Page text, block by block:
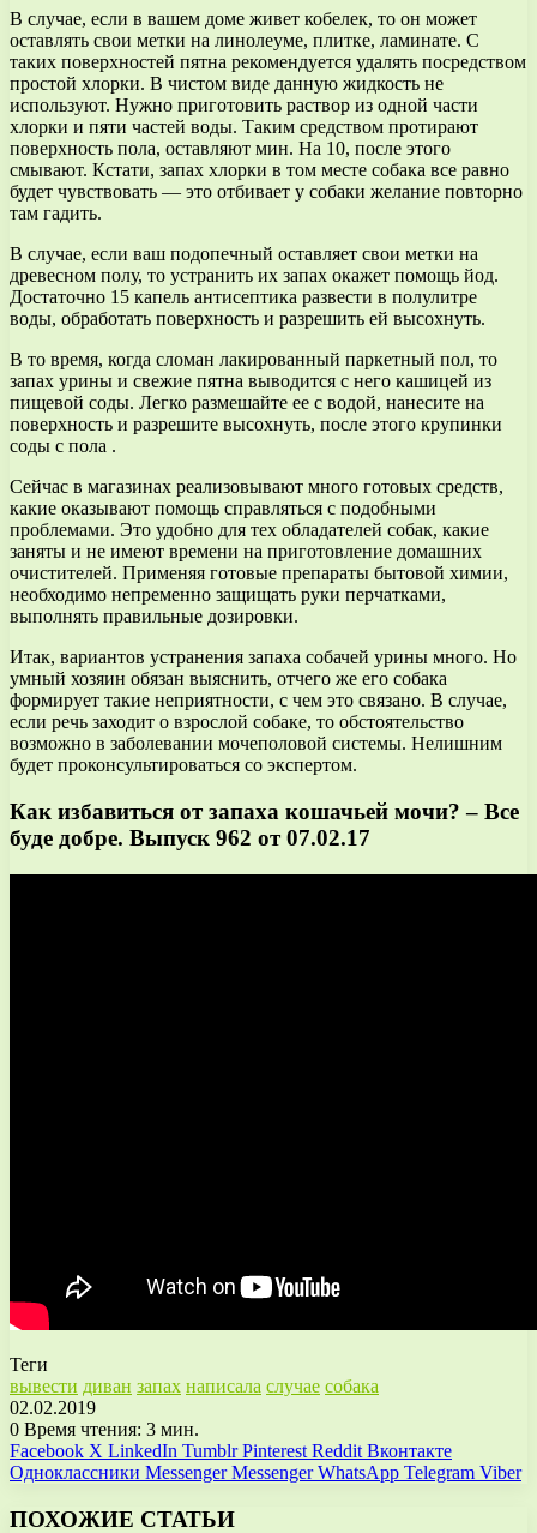
В случае, если в вашем доме живет кобелек, то он может
оставлять свои метки на линолеуме, плитке, ламинате. С
таких поверхностей пятна рекомендуется удалять посредством
простой хлорки. В чистом виде данную жидкость не
используют. Нужно приготовить раствор из одной части
хлорки и пяти частей воды. Таким средством протирают
поверхность пола, оставляют мин. На 10, после этого
смывают. Кстати, запах хлорки в том месте собака все равно
будет чувствовать — это отбивает у собаки желание повторно
там гадить.
В случае, если ваш подопечный оставляет свои метки на
древесном полу, то устранить их запах окажет помощь йод.
Достаточно 15 капель антисептика развести в полулитре
воды, обработать поверхность и разрешить ей высохнуть.
В то время, когда сломан лакированный паркетный пол, то
запах урины и свежие пятна выводится с него кашицей из
пищевой соды. Легко размешайте ее с водой, нанесите на
поверхность и разрешите высохнуть, после этого крупинки
соды с пола .
Сейчас в магазинах реализовывают много готовых средств,
какие оказывают помощь справляться с подобными
проблемами. Это удобно для тех обладателей собак, какие
заняты и не имеют времени на приготовление домашних
очистителей. Применяя готовые препараты бытовой химии,
необходимо непременно защищать руки перчатками,
выполнять правильные дозировки.
Итак, вариантов устранения запаха собачей урины много. Но
умный хозяин обязан выяснить, отчего же его собака
формирует такие неприятности, с чем это связано. В случае,
если речь заходит о взрослой собаке, то обстоятельство
возможно в заболевании мочеполовой системы. Нелишним
будет проконсультироваться со экспертом.
Как избавиться от запаха кошачьей мочи? – Все
буде добре. Выпуск 962 от 07.02.17
Теги
вывести диван запах написала случае собака
02.02.2019
0 Время чтения: 3 мин.
Facebook X LinkedIn Tumblr Pinterest Reddit Вконтакте
Одноклассники Messenger Messenger WhatsApp Telegram Viber
ПОХОЖИЕ СТАТЬИ